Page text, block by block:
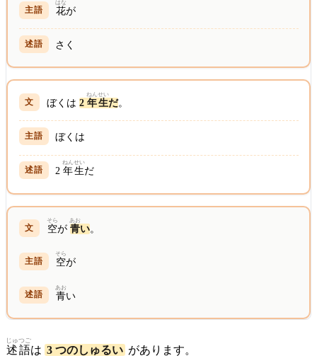
花
はな
が
さく
ぼくは2年
ねん
生
せい
だ。
ぼくは
2年
ねん
生
せい
だ
空
そら
が青
あお
い。
空
そら
が
青
あお
い
述語
じゅつご
は 3 つのしゅるい があります。